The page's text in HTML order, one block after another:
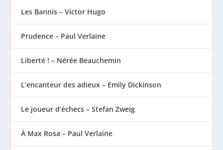
Les Bannis – Victor Hugo
Prudence – Paul Verlaine
Liberté ! – Nérée Beauchemin
L’encanteur des adieux – Emily Dickinson
Le joueur d’échecs – Stefan Zweig
À Max Rosa – Paul Verlaine